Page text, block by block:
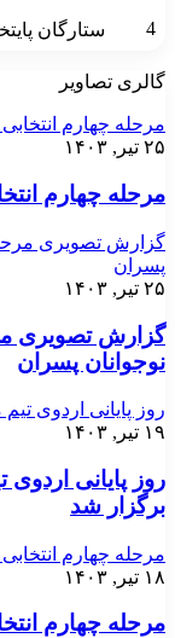
4 ستارگان
گالری تصاویر
مرحله چهارم
۲۵ تیر, ۱۴۰۳
مرحله چهارم
گزارش تصویری
پسران
۲۵ تیر, ۱۴۰۳
گزارش تصویری
نوجوانان پسران
روز پایانی اردوی
۱۹ تیر, ۱۴۰۳
روز پایانی
برگزار شد
مرحله چهارم
۱۸ تیر, ۱۴۰۳
مرحله چهارم